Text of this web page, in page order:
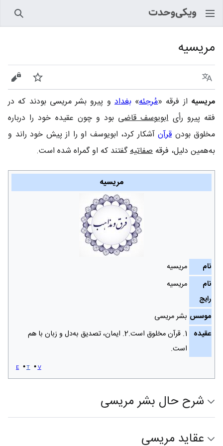
مریسیه
زبان پیگیری
مریسیه‏ از فرقه «مُرجئه»بغداد و پیرو بشر مریسى بودند که در
فقه پیرو رأىابو‌یوسف قاضی بود و چون عقیده خود را درباره
مخلوق بودن قرآن آشکار کرد، ابو‌یوسف او را از پیش خود راند و
به‌همین دلیل، فرقه صفاتیهگفتند که او گمراه شده است.
مریسیه
نام
مریسیه
نام
رایج
مریسیه
موسس بشر مریسى
عقیده
1. قرآن مخلوق است.2. ایمان، تصدیق به‌دل و زبان با هم
است.
v
t
e
شرح حال بشر مریسی
عقاید مریسی